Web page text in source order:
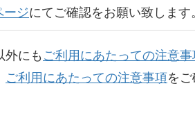
ージにてご確認をお願い致します
にも ご利用にあたっての注意事
ご利用にあたっての注意事項を